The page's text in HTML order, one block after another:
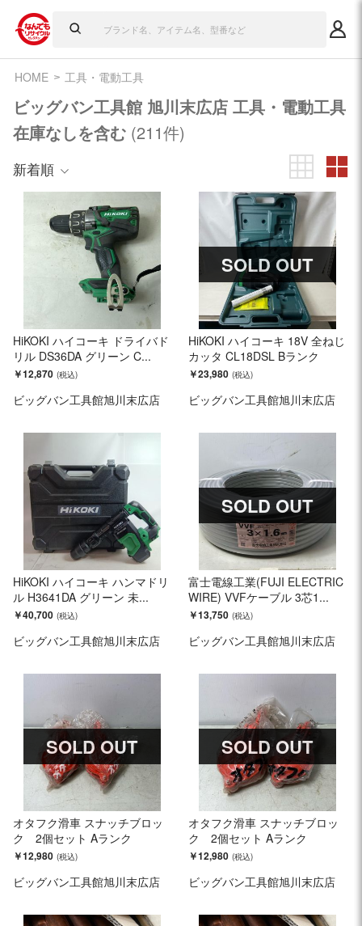
HOME 工具・電動工具
ビッグバン工具館 旭川末広店 工具・電動工具
在庫なしを含む (211件)
新着順
HiKOKI ハイコーキ ドライバド
リル DS36DA グリーン C...
￥12,870
ビッグバン工具館旭川末広店
SOLD OUT
HiKOKI ハイコーキ 18V 全ねじ
カッタ CL18DSL Bランク
￥23,980
ビッグバン工具館旭川末広店
HiKOKI ハイコーキ ハンマドリ
ル H3641DA グリーン 未...
￥40,700
ビッグバン工具館旭川末広店
SOLD OUT
富士電線工業(FUJI ELECTRIC
WIRE) VVFケーブル 3芯1...
￥13,750
ビッグバン工具館旭川末広店
SOLD OUT
オタフク滑車 スナッチブロッ
ク 2個セット Aランク
￥12,980
ビッグバン工具館旭川末広店
SOLD OUT
オタフク滑車 スナッチブロッ
ク 2個セット Aランク
￥12,980
ビッグバン工具館旭川末広店